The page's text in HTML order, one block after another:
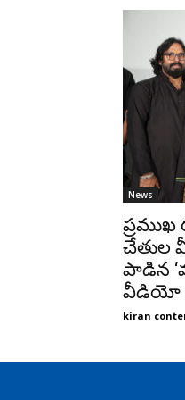
News
చేతుల
పాడిన
వీడియో
kiran